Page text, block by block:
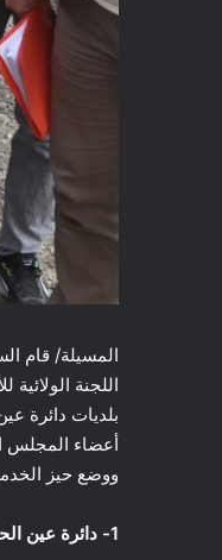
اللجنة
بلديات دائرة
أعضاء المجلس
ووضع حيز
1- دائرة عين الحجل: